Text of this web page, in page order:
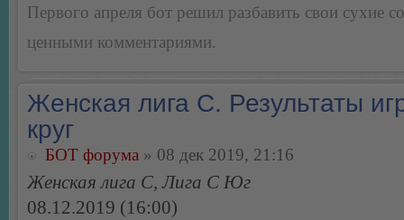
Первого апреля бот решил разбавить свои сухие
ценными комментариями.
Женская лига С. Результаты
круг
БОТ форума » 08 дек 2019, 21:16
Женская лига С, Лига С Юг
08.12.2019 (16:00)